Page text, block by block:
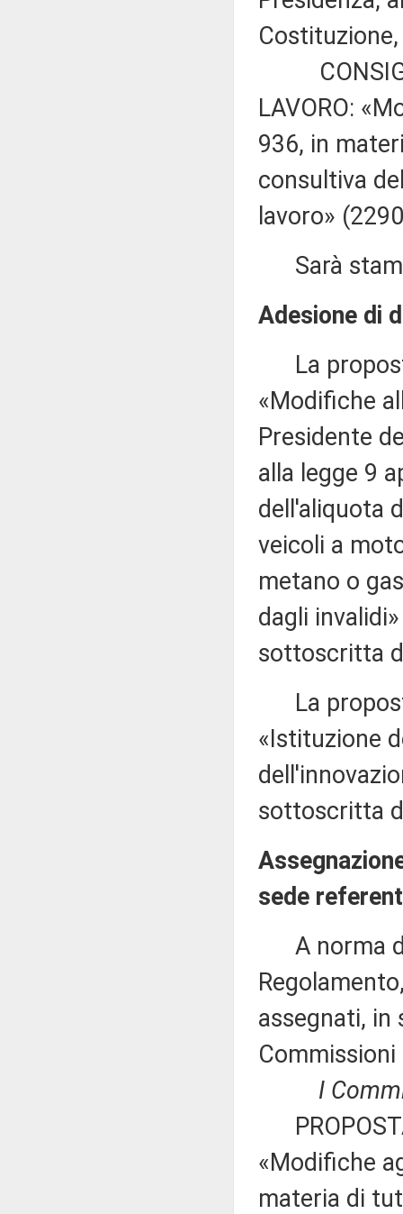
LAVORO:
936, in
consultiva
lavoro»
Sarà
Adesione di
La
«Modifiche
Presidente
alla legge 9
dell'aliquota
veicoli a
metano o
dagli
sottoscritta
La
«Istituzione
sottoscritta
sede
A norma
assegnati, in
I
«Modifiche
materia di